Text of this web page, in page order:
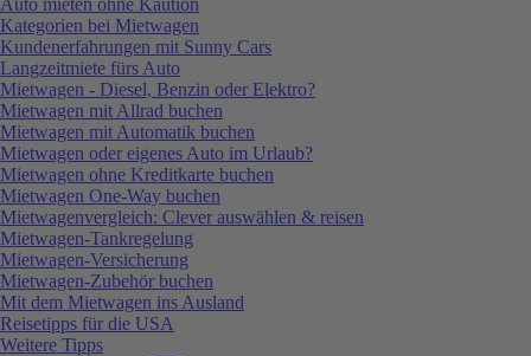
Kategorien bei Mietwagen
Kundenerfahrungen mit Sunny Cars
Langzeitmiete fürs Auto
Mietwagen - Diesel, Benzin oder Elektro?
Mietwagen mit Allrad buchen
Mietwagen mit Automatik buchen
Mietwagen oder eigenes Auto im Urlaub?
Mietwagen ohne Kreditkarte buchen
Mietwagen One-Way buchen
Mietwagenvergleich: Clever auswählen & reisen
Mietwagen-Tankregelung
Mietwagen-Versicherung
Mietwagen-Zubehör buchen
Mit dem Mietwagen ins Ausland
Reisetipps für die USA
Weitere Tipps